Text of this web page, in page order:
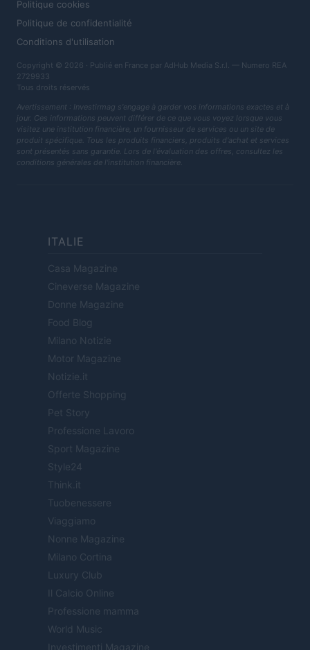
Politique cookies
Politique de confidentialité
Conditions d'utilisation
Copyright © 2026 · Publié en France par AdHub Media S.r.l. — Numero REA
2729933
Tous droits réservés
Avertissement : Investirmag s'engage à garder vos informations exactes et à
jour. Ces informations peuvent différer de ce que vous voyez lorsque vous
visitez une institution financière, un fournisseur de services ou un site de
produit spécifique. Tous les produits financiers, produits d'achat et services
sont présentés sans garantie. Lors de l'évaluation des offres, consultez les
conditions générales de l'institution financière.
ITALIE
Casa Magazine
Cineverse Magazine
Donne Magazine
Food Blog
Milano Notizie
Motor Magazine
Notizie.it
Offerte Shopping
Pet Story
Professione Lavoro
Sport Magazine
Style24
Think.it
Tuobenessere
Viaggiamo
Nonne Magazine
Milano Cortina
Luxury Club
Il Calcio Online
Professione mamma
World Music
Investimenti Magazine